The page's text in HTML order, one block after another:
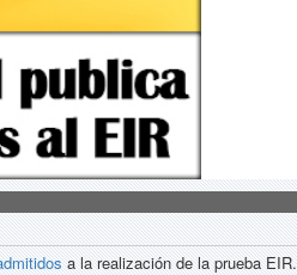
a la realización de la prueba EIR.